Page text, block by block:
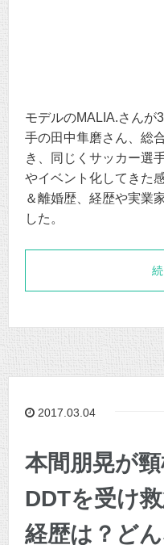
モデルのMALIA.さんが
手の田中隼磨さん、総
き、同じくサッカー選
やイベント化してきた
＆離婚歴、経歴や実業
した。
2017.03.04
本間朋晃が
DDTを受け
経歴は？ど